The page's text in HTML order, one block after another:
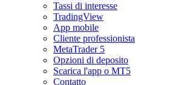
Tassi di interesse
TradingView
App mobile
Cliente professionista
MetaTrader 5
Opzioni di deposito
Scarica l'app o MT5
Contatto